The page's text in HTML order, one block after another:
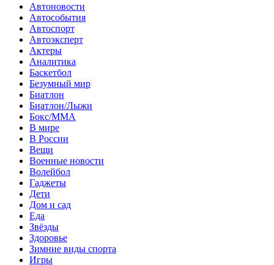
Автоновости
Автособытия
Автоспорт
Автоэксперт
Актеры
Аналитика
Баскетбол
Безумный мир
Биатлон
Биатлон/Лыжи
Бокс/MMA
В мире
В России
Вещи
Военные новости
Волейбол
Гаджеты
Дети
Дом и сад
Еда
Звёзды
Здоровье
Зимние виды спорта
Игры